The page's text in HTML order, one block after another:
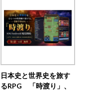
日本史と世界史を旅す
るRPG 「時渡り」、